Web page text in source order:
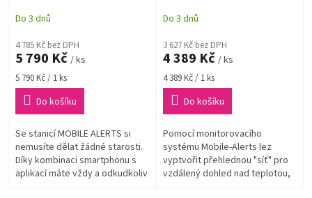
, Max. dosah ve volném
Do 3 dnů
4 785 Kč bez DPH
5 790 Kč / ks
Měrná
cena:
5 790 Kč / 1 ks
Do košíku
Se stanicí MOBILE ALERTS si
nemusíte dělat žádné starosti.
Díky kombinaci smartphonu s
aplikací máte vždy a odkudkoliv
ALERTS MA10050
Do 3 dnů
3 627 Kč bez DPH
4 389 Kč / ks
Měrná
cena:
4 389 Kč / 1 ks
Do košíku
Pomocí monitorovacího
systému Mobile-Alerts lez
vyptvořit přehlednou "síť" pro
vzdálený dohled nad teplotou,